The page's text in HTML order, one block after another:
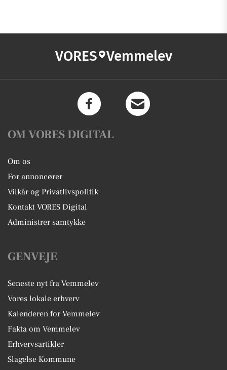
VORES Vemmelev
OM VORES DIGITAL
Om os
For annoncører
Vilkår og Privatlivspolitik
Kontakt VORES Digital
Administrer samtykke
GENVEJE
Seneste nyt fra Vemmelev
Vores lokale erhverv
Kalenderen for Vemmelev
Fakta om Vemmelev
Erhvervsartikler
Slagelse Kommune